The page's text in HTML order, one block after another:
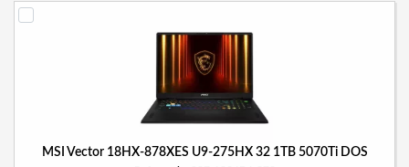
MSI Vector 18HX-878XES U9-275HX 32 1TB 5070Ti DOS